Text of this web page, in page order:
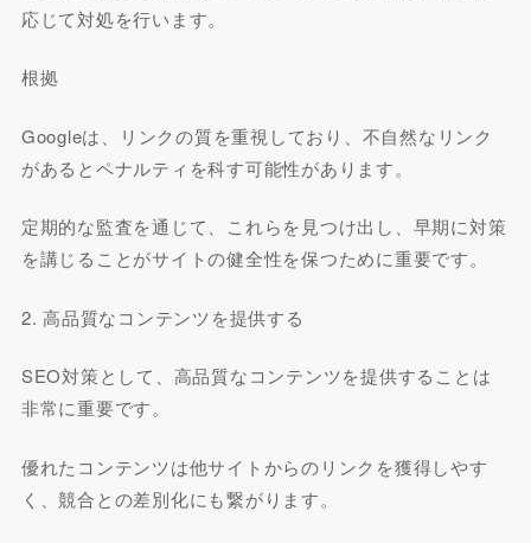
応じて対処を行います。
根拠
Googleは、リンクの質を重視しており、不自然なリンク
があるとペナルティを科す可能性があります。
定期的な監査を通じて、これらを見つけ出し、早期に対策
を講じることがサイトの健全性を保つために重要です。
2. 高品質なコンテンツを提供する
SEO対策として、高品質なコンテンツを提供することは
非常に重要です。
優れたコンテンツは他サイトからのリンクを獲得しやす
く、競合との差別化にも繋がります。